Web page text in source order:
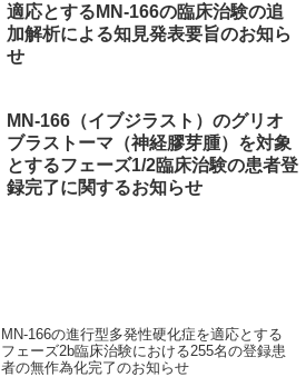
適応とするMN-166の臨床治験の追
加解析による知見発表要旨のお知ら
せ
MN-166（イブジラスト）のグリオ
ブラストーマ（神経膠芽腫）を対象
とするフェーズ1/2臨床治験の患者登
録完了に関するお知らせ
MN-166の進行型多発性硬化症を適応とする
フェーズ2b臨床治験における255名の登録患
者の無作為化完了のお知らせ